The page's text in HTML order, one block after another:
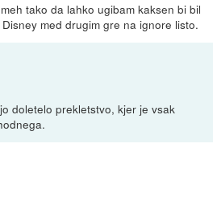
tako da lahko ugibam kaksen bi bil
med drugim gre na ignore listo.
doletelo prekletstvo, kjer je vsak